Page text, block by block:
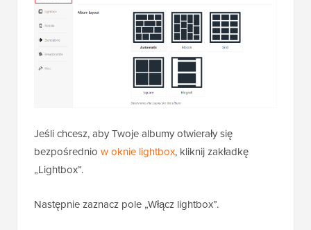
Jeśli chcesz, aby Twoje albumy otwierały się
bezpośrednio w oknie lightbox, kliknij zakładkę
„Lightbox”.
Następnie zaznacz pole „Włącz lightbox”.